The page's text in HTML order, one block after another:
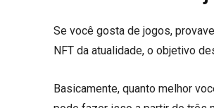
Se você gosta de jogos,
NFT da atualidade, o objetivo
Basicamente, quanto melhor